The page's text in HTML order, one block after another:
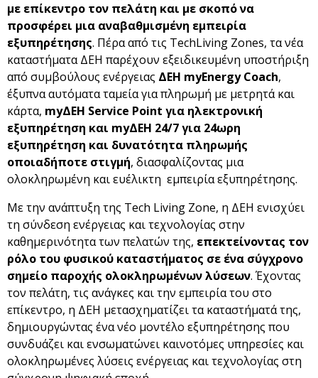
με επίκεντρο τον πελάτη και με σκοπό να
προσφέρει μια αναβαθμισμένη εμπειρία
εξυπηρέτησης. Πέρα από τις TechLiving Zones, τα νέα
καταστήματα ΔΕΗ παρέχουν εξειδικευμένη υποστήριξη
από συμβούλους ενέργειας ΔΕΗ myEnergy Coach,
έξυπνα αυτόματα ταμεία για πληρωμή με μετρητά και
κάρτα, myΔΕΗ Service Point για ηλεκτρονική
εξυπηρέτηση και myΔΕΗ 24/7 για 24ωρη
εξυπηρέτηση και δυνατότητα πληρωμής
οποιαδήποτε στιγμή, διασφαλίζοντας μια
ολοκληρωμένη και ευέλικτη εμπειρία εξυπηρέτησης.
Με την ανάπτυξη της Tech Living Zone, η ΔΕΗ ενισχύει
τη σύνδεση ενέργειας και τεχνολογίας στην
καθημερινότητα των πελατών της, επεκτείνοντας τον
ρόλο του φυσικού καταστήματος σε ένα σύγχρονο
σημείο παροχής ολοκληρωμένων λύσεων. Έχοντας
τον πελάτη, τις ανάγκες και την εμπειρία του στο
επίκεντρο, η ΔΕΗ μετασχηματίζει τα καταστήματά της,
δημιουργώντας ένα νέο μοντέλο εξυπηρέτησης που
συνδυάζει και ενσωματώνει καινοτόμες υπηρεσίες και
ολοκληρωμένες λύσεις ενέργειας και τεχνολογίας στη